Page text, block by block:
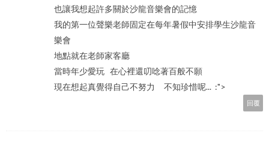
也讓我想起許多關於沙龍音樂會的記憶
我的第一位聲樂老師固定在每年暑假中安排學生沙龍音
樂會
地點就在老師家客廳
當時年少愛玩 在心裡還叨唸著百般不願
現在想起真覺得自己不努力 不知珍惜呢... :">
回覆